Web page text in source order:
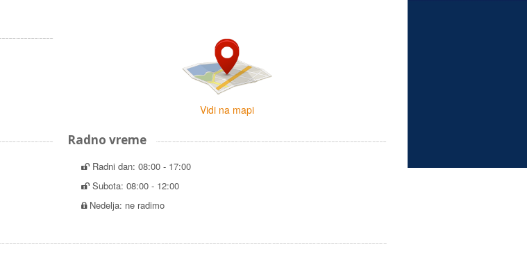
Vidi na mapi
Radno vreme
Radni dan: 08:00 - 17:00
Subota: 08:00 - 12:00
Nedelja: ne radimo